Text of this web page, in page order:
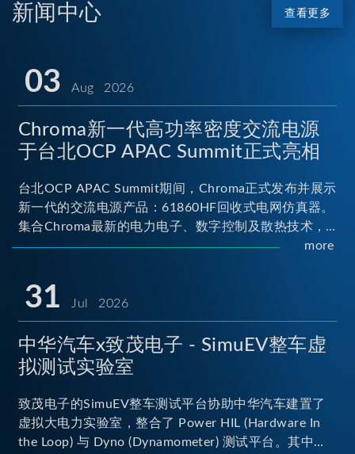
新闻中心 查看更多
03 Aug 2026
Chroma新一代高功率密度交流电源
于台北OCP APAC Summit正式亮相
台北OCP APAC Summit期间，Chroma正式发布并展示
新一代的交流电源产品：61860HF回收式电网仿真器。
集合Chroma最新的电力电子、数字控制及散热技术，
实现5U高度具备最大60kVA功率输出能力，为业界指针
more
31 Jul 2026
中华汽车x致茂电子 - SimuEV整车虚
拟测试实验室
致茂电子的SimuEV整车测试平台协助中华汽车建置了
虚拟大电力实验室，整合了 Power HIL (Hardware In
the Loop) 与 Dyno (Dynamometer) 测试平台。其中